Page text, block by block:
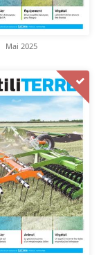
Mai 2025